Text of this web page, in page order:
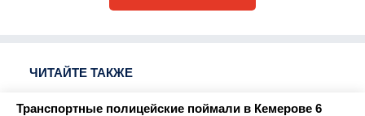
ЧИТАЙТЕ ТАКЖЕ
Транспортные полицейские поймали в Кемерове 6